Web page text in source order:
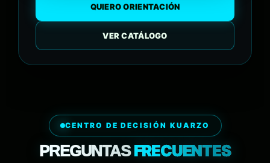
QUIERO ORIENTACIÓN
VER CATÁLOGO
CENTRO DE DECISIÓN KUARZO
PREGUNTASFRECUENTES